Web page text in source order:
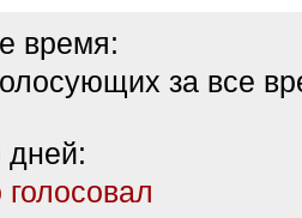
время:
за все
дней:
голосовал